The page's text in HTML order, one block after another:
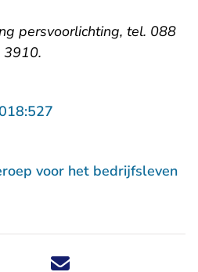
persvoorlichting, tel. 088
voor het bedrijfsleven
Deel dit nieuwsbericht via X -
Deel dit nieuwsbericht via
Deel dit nieuwsbericht
Deel dit